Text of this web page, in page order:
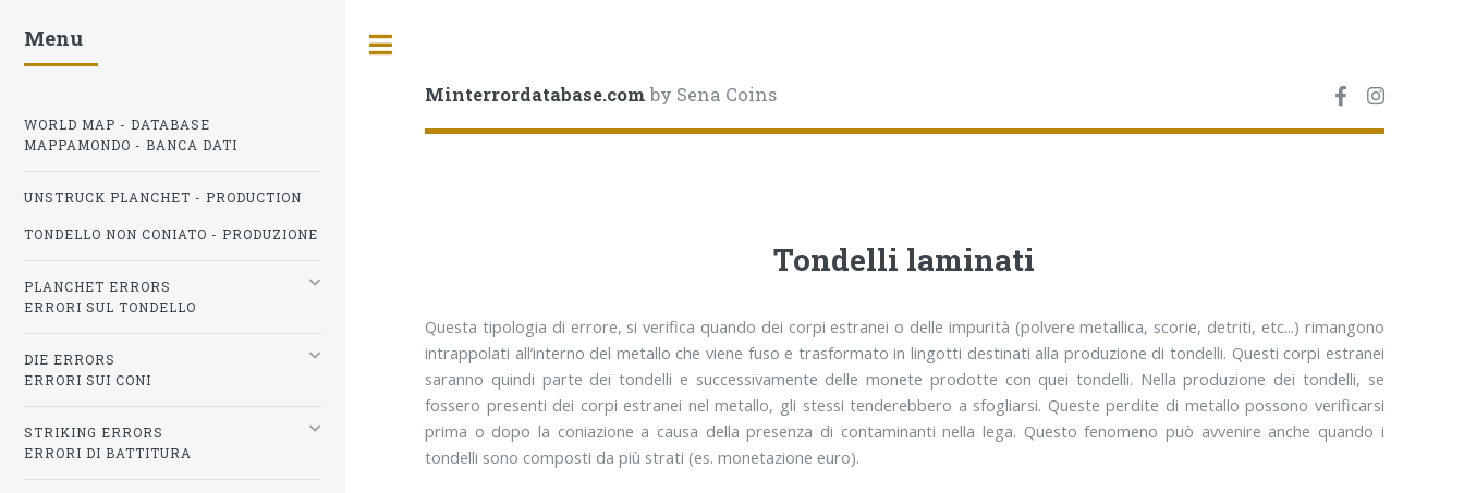
Minterrordatabase.comby Sena Coins
Tondelli laminati
Questa tipologia di errore, si verifica quando dei corpi estranei o delle impurità (polvere metallica, scorie, detriti, etc...) rimangono
intrappolati all’interno del metallo che viene fuso e trasformato in lingotti destinati alla produzione di tondelli. Questi corpi estranei
saranno quindi parte dei tondelli e successivamente delle monete prodotte con quei tondelli. Nella produzione dei tondelli, se
fossero presenti dei corpi estranei nel metallo, gli stessi tenderebbero a sfogliarsi. Queste perdite di metallo possono verificarsi
prima o dopo la coniazione a causa della presenza di contaminanti nella lega. Questo fenomeno può avvenire anche quando i
tondelli sono composti da più strati (es. monetazione euro).
Menu
WORLD MAP - DATABASE
MAPPAMONDO - BANCA DATI
UNSTRUCK PLANCHET - PRODUCTION
TONDELLO NON CONIATO - PRODUZIONE
PLANCHET ERRORS
ERRORI SUL TONDELLO
DIE ERRORS
ERRORI SUI CONI
STRIKING ERRORS
ERRORI DI BATTITURA